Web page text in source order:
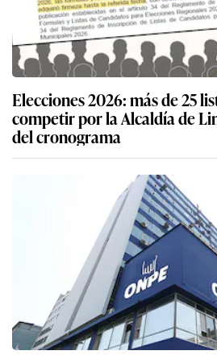
Elecciones 2026: más de 25
competir por la Alcaldía de
del cronograma